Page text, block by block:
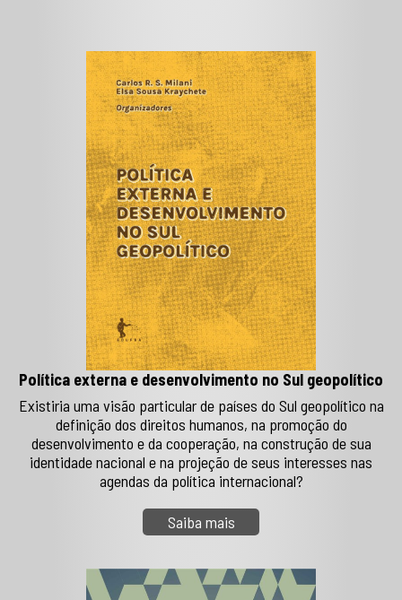
Política externa e desenvolvimento no Sul geopolítico
Existiria uma visão particular de países do Sul geopolítico na
definição dos direitos humanos, na promoção do
desenvolvimento e da cooperação, na construção de sua
identidade nacional e na projeção de seus interesses nas
agendas da política internacional?
Saiba mais